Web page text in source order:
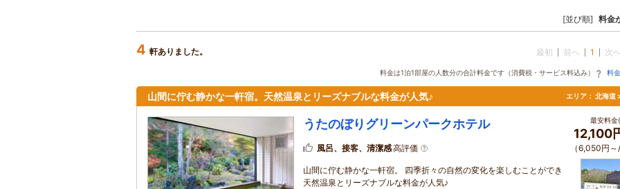
[並び順] 料金
4 軒ありました。 最初 前へ 1 次へ
料金は1泊1部屋の人数分の合計料金です（消費税・サービス料込み） 料
山間に佇む静かな一軒宿。天然温泉とリーズナブルな料金が人気♪ エリア： 北海道
うたのぼりグリーンパークホテル
風呂、接客、清潔感高評価
山間に佇む静かな一軒宿。 四季折々の自然の変化を楽しむことができ
天然温泉とリーズナブルな料金が人気♪
最安料金
12,100
（6,050円～/